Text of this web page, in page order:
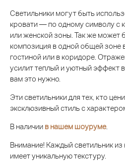
Светильники могут быть
кровати — по одному символу с
или женской зоны. Так же может
композиция в одной общей зоне
гостиной или в коридоре.
усилит теплый и уютный эффект
вам это нужно.
Эти светильники для тех, кто
эксклюзивный стиль с
В наличии в нашем шоуруме.
Внимание! Каждый светильник
имеет уникальную текстуру.